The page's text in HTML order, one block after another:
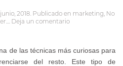
2018 . Publicado en marketing No
Deja un comentario
de las técnicasmás curiosas para
del resto. Este tipo de